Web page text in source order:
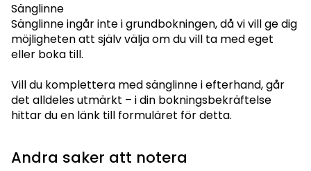
Sänglinne
Sänglinne ingår inte i grundbokningen, då vi vill ge dig
möjligheten att själv välja om du vill ta med eget
eller boka till.
Vill du komplettera med sänglinne i efterhand, går
det alldeles utmärkt – i din bokningsbekräftelse
hittar du en länk till formuläret för detta.
Andra saker att notera